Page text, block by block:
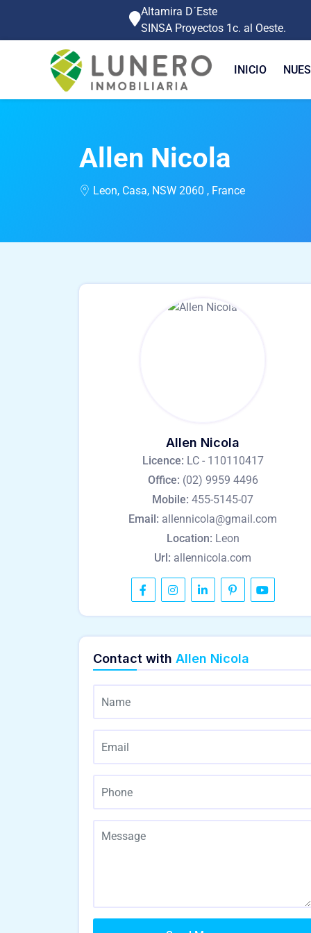
Altamira D´Este
SINSA Proyectos 1c. al Oeste.
INICIO
Allen Nicola
Leon, Casa, NSW 2060 , France
Allen Nicola
Licence: LC - 110110417
Office: (02) 9959 4496
Mobile: 455-5145-07
Email: allennicola@gmail.com
Location: Leon
Url: allennicola.com
Contact with Allen Nicola